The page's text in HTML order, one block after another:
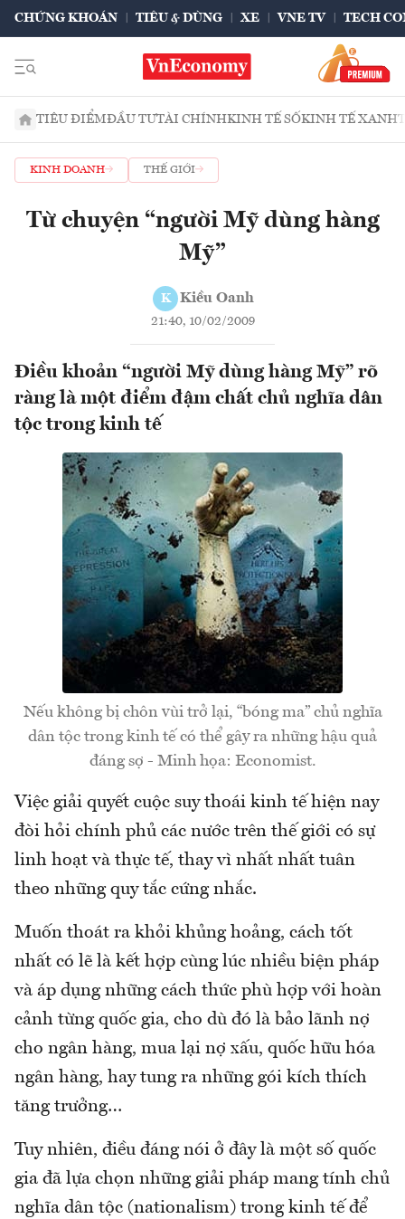
CHỨNG KHOÁN TIÊU & DÙNG XE VNE TV TECH
TIÊU ĐIỂMĐẦU TƯTÀI CHÍNHKINH TẾ SỐKINH TẾ XANH
KINH DOANH THẾ GIỚI
Từ chuyện “người Mỹ dùng hàng
Mỹ”
K Kiều Oanh
21:40, 10/02/2009
Điều khoản “người Mỹ dùng hàng Mỹ” rõ
ràng là một điểm đậm chất chủ nghĩa dân
tộc trong kinh tế
Nếu không bị chôn vùi trở lại, “bóng ma” chủ nghĩa
dân tộc trong kinh tế có thể gây ra những hậu quả
đáng sợ - Minh họa: Economist.
Việc giải quyết cuộc suy thoái kinh tế hiện nay
đòi hỏi chính phủ các nước trên thế giới có sự
linh hoạt và thực tế, thay vì nhất nhất tuân
theo những quy tắc cứng nhắc.
Muốn thoát ra khỏi khủng hoảng, cách tốt
nhất có lẽ là kết hợp cùng lúc nhiều biện pháp
và áp dụng những cách thức phù hợp với hoàn
cảnh từng quốc gia, cho dù đó là bảo lãnh nợ
cho ngân hàng, mua lại nợ xấu, quốc hữu hóa
ngân hàng, hay tung ra những gói kích thích
tăng trưởng…
Tuy nhiên, điều đáng nói ở đây là một số quốc
gia đã lựa chọn những giải pháp mang tính chủ
nghĩa dân tộc (nationalism) trong kinh tế để